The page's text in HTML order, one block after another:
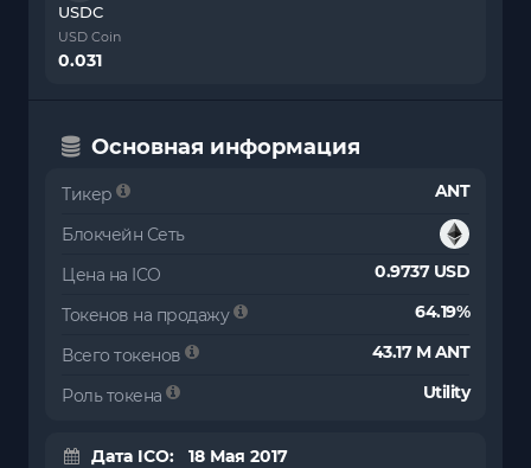
USDC
USD Coin
0.031
Основная информация
Тикер ANT
Блокчейн Сеть
Цена на ICO
0.9737 USD
Токенов на продажу 64.19%
Всего токенов 43.17 M ANT
Роль токена Utility
Дата ICO: 18 Мая 2017